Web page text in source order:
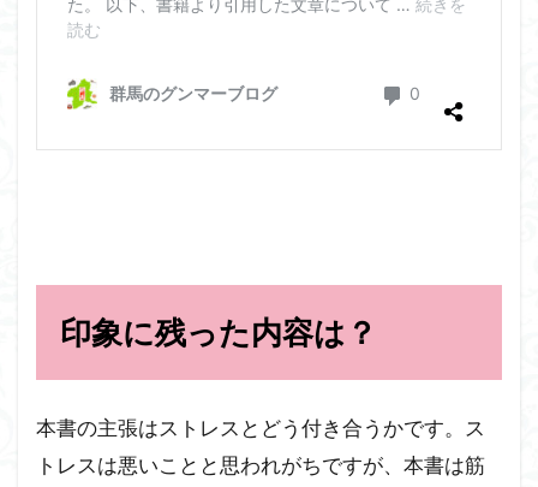
印象に残った内容は？
本書の主張はストレスとどう付き合うかです。ス
トレスは悪いことと思われがちですが、本書は筋